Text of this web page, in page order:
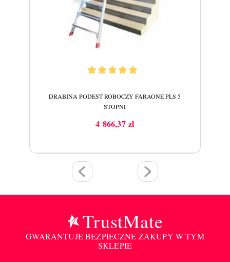
DRABINA PODEST ROBOCZY FARAONE PLS 5
STOPNI
Cena
4 866,37 zł
TrustMate
GWARANTUJE BEZPIECZNE ZAKUPY W TYM
SKLEPIE